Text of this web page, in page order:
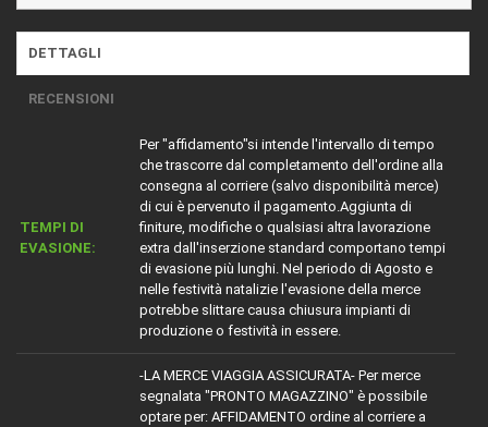
DETTAGLI
RECENSIONI
TEMPI DI
EVASIONE:
Per "affidamento"si intende l'intervallo di tempo
che trascorre dal completamento dell'ordine alla
consegna al corriere (salvo disponibilità merce)
di cui è pervenuto il pagamento.Aggiunta di
finiture, modifiche o qualsiasi altra lavorazione
extra dall'inserzione standard comportano tempi
di evasione più lunghi. Nel periodo di Agosto e
nelle festività natalizie l'evasione della merce
potrebbe slittare causa chiusura impianti di
produzione o festività in essere.
-LA MERCE VIAGGIA ASSICURATA- Per merce
segnalata "PRONTO MAGAZZINO" è possibile
optare per: AFFIDAMENTO ordine al corriere a